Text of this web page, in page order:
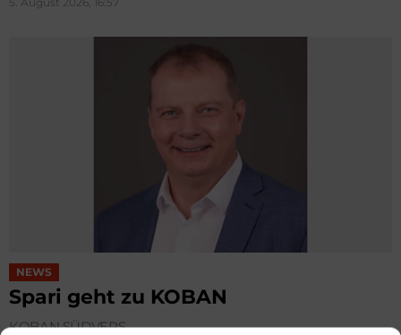
NEWS
Spari geht zu KOBAN
KOBAN SÜDVERS